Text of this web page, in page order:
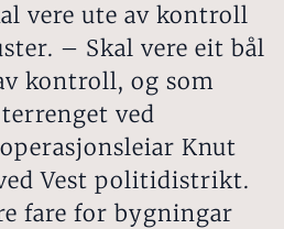
vere ute av kontroll
– Skal vere eit bål
kontroll, og som
ved
Knut
Vest politidistrikt.
fare for bygningar